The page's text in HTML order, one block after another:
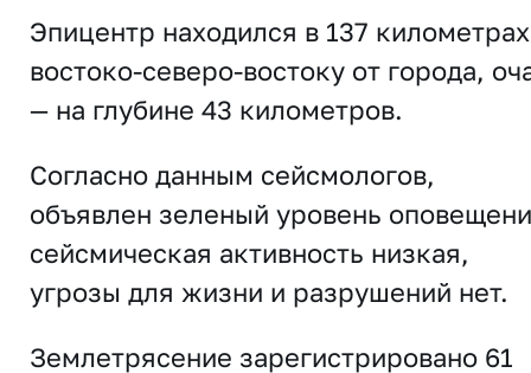
Эпицентр находился в 137
востоко-северо-востоку от города,
— на глубине 43 километров.
Согласно данным сейсмологов,
объявлен зеленый уровень
сейсмическая активность низкая,
угрозы для жизни и разрушений нет.
Землетрясение зарегистрировано 61